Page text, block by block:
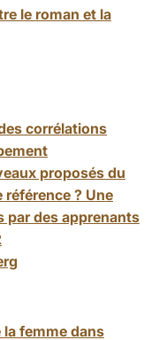
le roman et la
corrélations
proposés du
? Une
par des apprenants
la femme dans